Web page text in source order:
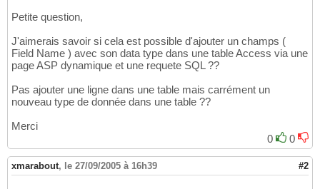
Petite question,
J'aimerais savoir si cela est possible d'ajouter un champs (
Field Name ) avec son data type dans une table Access via une
page ASP dynamique et une requete SQL ??
Pas ajouter une ligne dans une table mais carrément un
nouveau type de donnée dans une table ??
Merci
0
0
xmarabout, le 27/09/2005 à 16h39 #2